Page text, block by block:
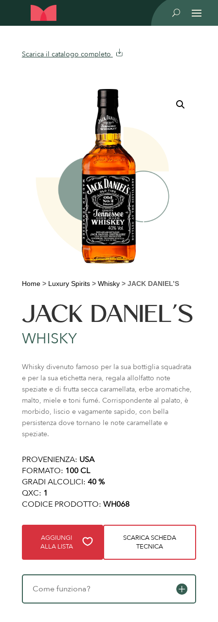
U
Scarica il catalogo completo
Home> Luxury Spirits> Whisky> JACK DANIEL’S
JACK DANIEL’S
WHISKY
Whisky divenuto famoso per la sua bottiglia squadrata
e per la sua etichetta nera, regala allolfatto note
speziate e di frutta secca caramellata, erbe aromatiche,
malto, miele e toni fumé. Corrispondente al palato, è
morbido, liscio e vagamente sapido, con bella
persistenza dove tornano le note caramellate e
speziate.
PROVENIENZA: USA
FORMATO: 100 CL
GRADI ALCOLICI: 40 %
QXC: 1
CODICE PRODOTTO: WH068
AGGIUNGI
ALLA LISTA
SCARICA SCHEDA
TECNICA
Come funziona?